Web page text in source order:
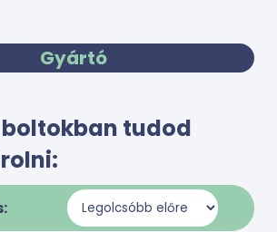
Gyártó
tudod